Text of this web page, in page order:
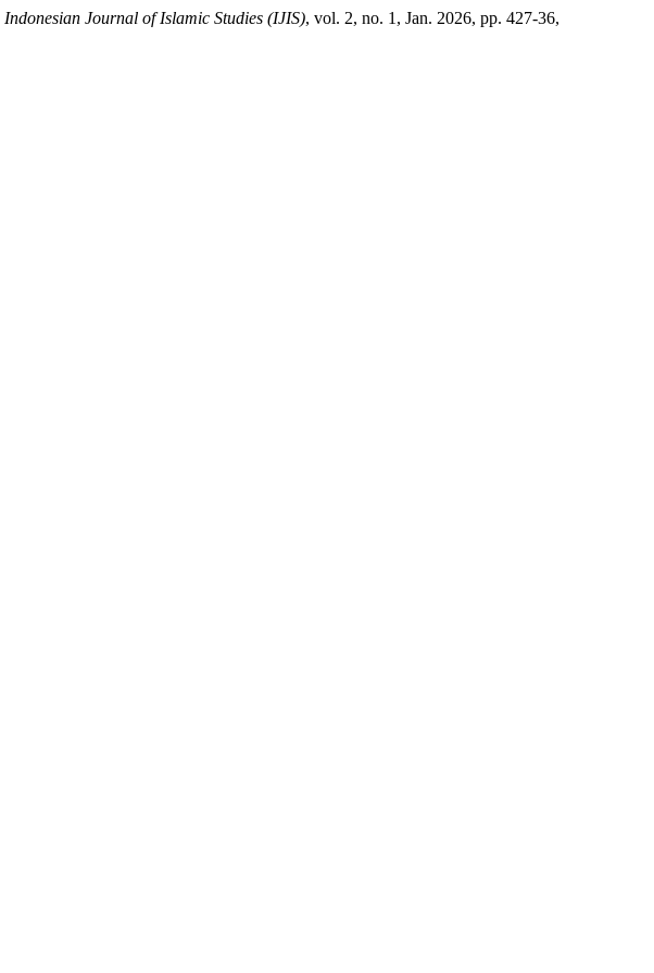
Indonesian Journal of Islamic Studies (IJIS), vol. 2, no. 1, Jan. 2026, pp. 427-36,